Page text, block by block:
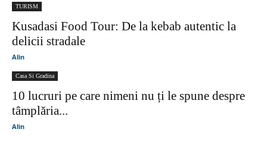
TURISM
Kusadasi Food Tour: De la kebab autentic la
delicii stradale
Alin
Casa Si Gradina
​10 lucruri pe care nimeni nu ți le spune despre
tâmplăria...
Alin